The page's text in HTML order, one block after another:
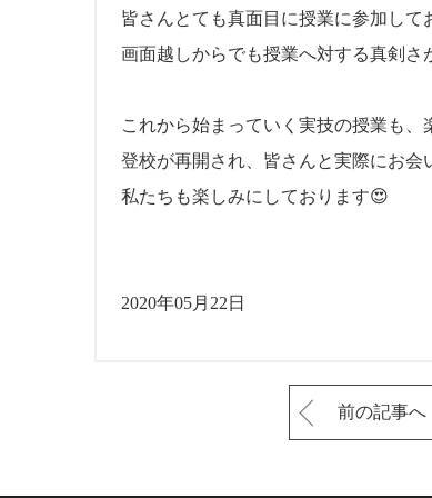
皆さんとても真面目に授業に参加して
画面越しからでも授業へ対する真剣さ
これから始まっていく実技の授業も、
登校が再開され、皆さんと実際にお会
私たちも楽しみにしております😍
2020年05月22日
前の記事へ